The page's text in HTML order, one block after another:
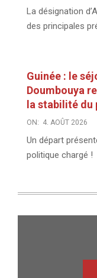
La désignation
des principales
Guinée : le
Doumbouya
la stabilité du
ON: 4. AOÛT 2026
Un départ
politique chargé !